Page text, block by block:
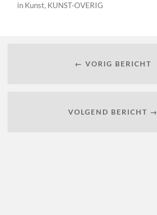
in Kunst, KUNST-OVERIG
← VORIG BERICHT
VOLGEND BERICHT →